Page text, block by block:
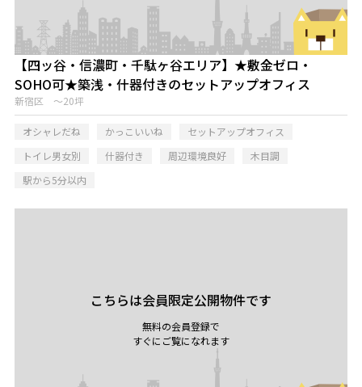
【四ッ谷・信濃町・千駄ヶ谷エリア】★敷金ゼロ・
SOHO可★築浅・什器付きのセットアップオフィス
新宿区 ～20坪
オシャレだね かっこいいね
セットアップオフィス
トイレ男女別
什器付き 周辺環境良好
木目調
駅から5分以内
こちらは会員限定公開物件です
無料の会員登録で
すぐにご覧になれます